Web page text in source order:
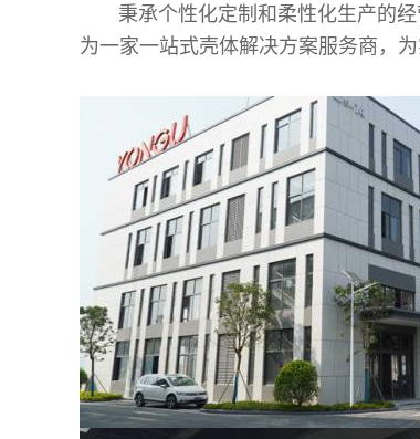
秉承个性化定制和柔性化生产的经
为一家一站式壳体解决方案服务商，